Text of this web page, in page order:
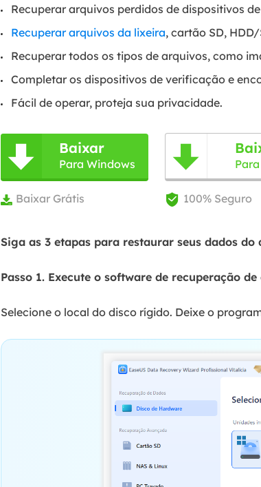
Recuperar arquivos perdidos de dispositivos
Recuperar arquivos da lixeira, cartão SD,
Recuperar todos os tipos de arquivos, como
Completar os dispositivos de verificação e
Fácil de operar, proteja sua privacidade.
 Baixar
Para Windows
 Baixar Grátis

 100% Seguro
Siga as 3 etapas para restaurar seus dados
Passo 1. Execute o software de recuperação
Selecione o local do disco rígido. Deixe o